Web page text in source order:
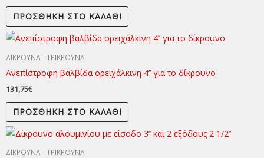
ΠΡΟΣΘΉΚΗ ΣΤΟ ΚΑΛΆΘΙ
ΔΙΚΡΟΥΝΑ - ΤΡΙΚΡΟΥΝΑ
Ανεπίστροφη βαλβίδα ορειχάλκινη 4’’ για το δίκρουνο
131,75€
ΠΡΟΣΘΉΚΗ ΣΤΟ ΚΑΛΆΘΙ
ΔΙΚΡΟΥΝΑ - ΤΡΙΚΡΟΥΝΑ